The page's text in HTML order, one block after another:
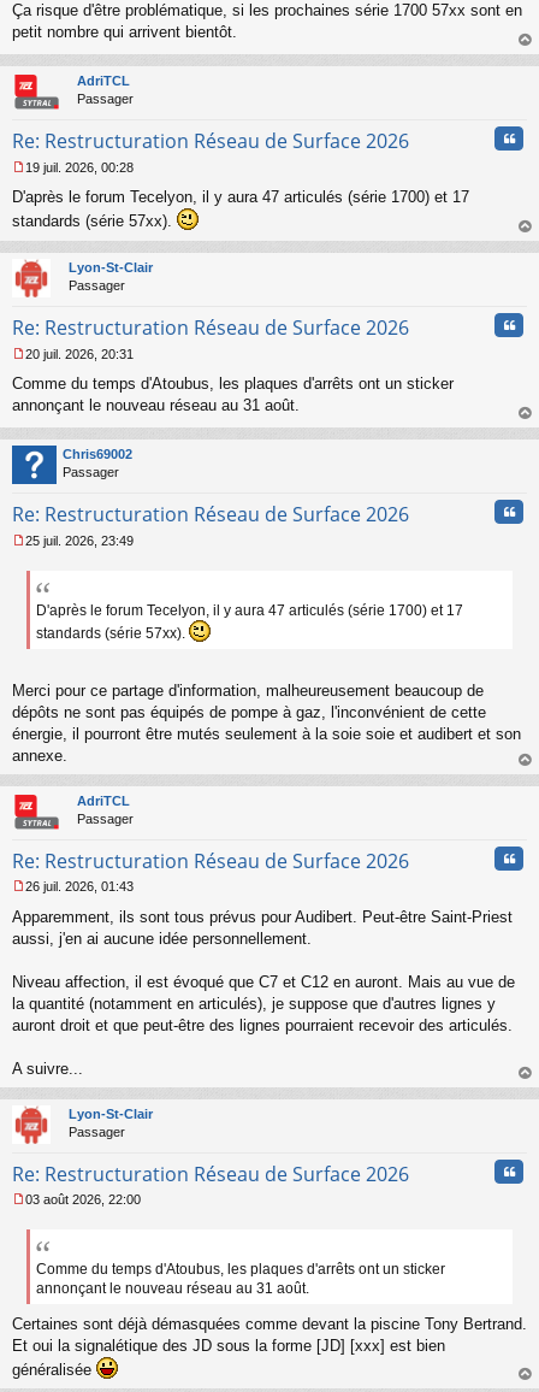
e
s
a
g
e
o
l
u
Ça risque d'être problématique, si les prochaines série 1700 57xx sont en
petit nombre qui arrivent bientôt.
au
AdriTCL
Passager
Re: Restructuration Réseau de Surface 2026
e
s
a
g
e
o
l
u
19 juil. 2026, 00:28
D'après le forum Tecelyon, il y aura 47 articulés (série 1700) et 17
standards (série 57xx).
au
Lyon-St-Clair
Passager
Re: Restructuration Réseau de Surface 2026
e
s
a
g
e
o
l
20 juil. 2026, 20:31
Comme du temps d'Atoubus, les plaques d'arrêts ont un sticker
annonçant le nouveau réseau au 31 août.
au
Chris69002
Passager
Re: Restructuration Réseau de Surface 2026
e
o
n
l
u
25 juil. 2026, 23:49
D'après le forum Tecelyon, il y aura 47 articulés (série 1700) et 17
standards (série 57xx).
Merci pour ce partage d'information, malheureusement beaucoup de
dépôts ne sont pas équipés de pompe à gaz, l'inconvénient de cette
énergie, il pourront être mutés seulement à la soie soie et audibert et son
annexe.
au
AdriTCL
Passager
Re: Restructuration Réseau de Surface 2026
e
s
g
e
n
u
26 juil. 2026, 01:43
Apparemment, ils sont tous prévus pour Audibert. Peut-être Saint-Priest
aussi, j'en ai aucune idée personnellement.
Niveau affection, il est évoqué que C7 et C12 en auront. Mais au vue de
la quantité (notamment en articulés), je suppose que d'autres lignes y
auront droit et que peut-être des lignes pourraient recevoir des articulés.
A suivre...
au
Lyon-St-Clair
Passager
Re: Restructuration Réseau de Surface 2026
e
g
e
n
n
03 août 2026, 22:00
Comme du temps d'Atoubus, les plaques d'arrêts ont un sticker
annonçant le nouveau réseau au 31 août.
Certaines sont déjà démasquées comme devant la piscine Tony Bertrand.
Et oui la signalétique des JD sous la forme [JD] [xxx] est bien
généralisée